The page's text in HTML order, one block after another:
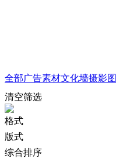
全部广告素材文化墙摄影图
清空筛选
格式
版式
综合排序